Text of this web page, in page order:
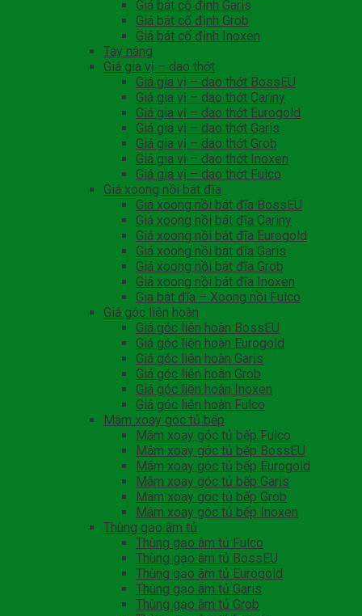
Giá bát cố định Garis
Giá bát cố định Grob
Giá bát cố định Inoxen
Tay nâng
Giá gia vị – dao thớt
Giá gia vị – dao thớt BossEU
Giá gia vị – dao thớt Cariny
Giá gia vị – dao thớt Eurogold
Giá gia vị – dao thớt Garis
Giá gia vị – dao thớt Grob
Giá gia vị – dao thớt Inoxen
Giá gia vị – dao thớt Fulco
Giá xoong nồi bát đĩa
Giá xoong nồi bát đĩa BossEU
Giá xoong nồi bát đĩa Cariny
Giá xoong nồi bát đĩa Eurogold
Giá xoong nồi bát đĩa Garis
Giá xoong nồi bát đĩa Grob
Giá xoong nồi bát đĩa Inoxen
Gia bát đĩa – Xoong nồi Fulco
Giá góc liên hoàn
Giá góc liên hoàn BossEU
Giá góc liên hoàn Eurogold
Giá góc liên hoàn Garis
Giá góc liên hoàn Grob
Giá góc liên hoàn Inoxen
Giá góc liên hoàn Fulco
Mâm xoay góc tủ bếp
Mâm xoay góc tủ bếp Fulco
Mâm xoay góc tủ bếp BossEU
Mâm xoay góc tủ bếp Eurogold
Mâm xoay góc tủ bếp Garis
Mâm xoay góc tủ bếp Grob
Mâm xoay góc tủ bếp Inoxen
Thùng gạo âm tủ
Thùng gạo âm tủ Fulco
Thùng gạo âm tủ BossEU
Thùng gạo âm tủ Eurogold
Thùng gạo âm tủ Garis
Thùng gạo âm tủ Grob